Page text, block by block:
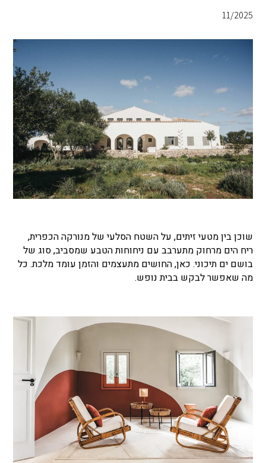
11/2025
שוכן בין מטעי זיתים, על השטח הסלעי של מנורקה הכפרית,
ריח הים מרחוק מתערבב עם ניחוחות הטבע שמסביב, סוג של
בושם ים תיכוני. כאן, החושים מתעצמים והזמן עומד מלכת. כל
מה שאפשר לבקש בבית נופש.